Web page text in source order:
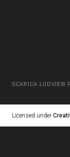
SCARICA LODVIEW
Licensed under